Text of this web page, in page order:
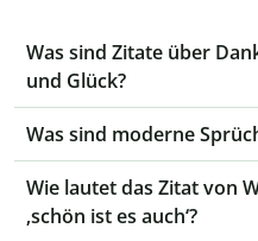
Was sind Zitate über
und Glück?
Was sind moderne
Wie lautet das Zitat von
‚schön ist es auch‘?